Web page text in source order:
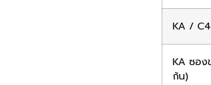
KA /
KA ซอง
ก้น)